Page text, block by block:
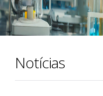
Notícias